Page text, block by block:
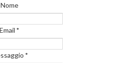
Nome
Email *
*